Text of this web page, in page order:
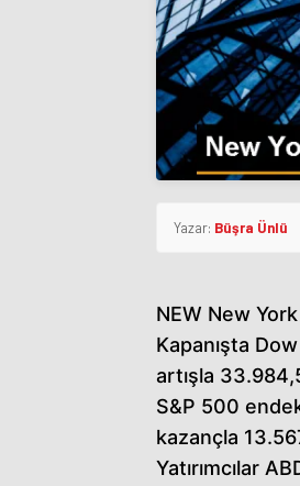
Yazar: Büşra Ünlü
NEW New
Kapanışta
artışla
S&P 500
kazançla
Yatırımcılar